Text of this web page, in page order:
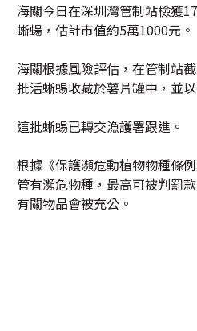
海關今日在深圳灣管制站檢獲
蜥蝪，估計市值約5萬1000元。
海關根據風險評估，在管制站
批活蜥蜴收藏於薯片罐中，並
這批蜥蜴已轉交漁護署跟進。
根據《保護瀕危動植物物種條
管有瀕危物種，最高可被判罰
有關物品會被充公。